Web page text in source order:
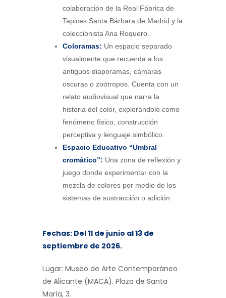
colaboración de la Real Fábrica de
Tapices Santa Bárbara de Madrid y la
coleccionista Ana Roquero.
Coloramas: Un espacio separado
visualmente que recuerda a los
antiguos diaporamas, cámaras
oscuras o zoótropos. Cuenta con un
relato audiovisual que narra la
historia del color, explorándolo como
fenómeno físico, construcción
perceptiva y lenguaje simbólico.
Espacio Educativo “Umbral
cromático”: Una zona de reflexión y
juego donde experimentar con la
mezcla de colores por medio de los
sistemas de sustracción o adición.
Fechas: Del 11 de junio al 13 de
septiembre de 2026.
Lugar: Museo de Arte Contemporáneo
de Alicante (MACA). Plaza de Santa
María, 3.